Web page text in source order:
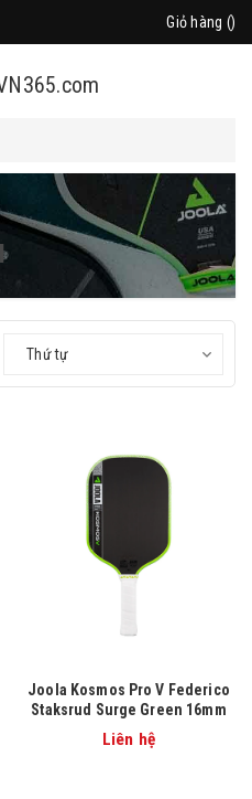
Giỏ hàng ()
Thứ tự
Joola Kosmos Pro V Federico
Staksrud Surge Green 16mm
Liên hệ